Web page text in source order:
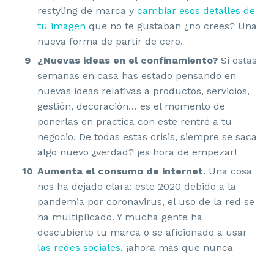
restyling de marca y cambiar esos detalles de
tu imagen que no te gustaban ¿no crees? Una
nueva forma de partir de cero.
¿Nuevas ideas en el confinamiento? Si estas
semanas en casa has estado pensando en
nuevas ideas relativas a productos, servicios,
gestión, decoración… es el momento de
ponerlas en practica con este rentré a tu
negocio. De todas estas crisis, siempre se saca
algo nuevo ¿verdad? ¡es hora de empezar!
Aumenta el consumo de internet. Una cosa
nos ha dejado clara: este 2020 debido a la
pandemia por coronavirus, el uso de la red se
ha multiplicado. Y mucha gente ha
descubierto tu marca o se aficionado a usar
las redes sociales, ¡ahora más que nunca